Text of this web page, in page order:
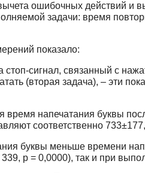
ошибочных действий и
задачи: время
показало:
стоп-сигнал, связанный с
(вторая задача), – эти
время напечатания буквы
соответственно
буквы меньше времени
p = 0,0000), так и при